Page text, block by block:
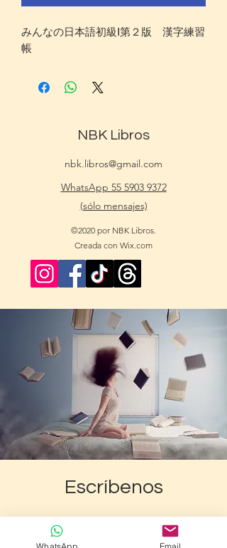
みんなの日本語初級Ⅰ第２版 漢字練習
帳
NBK Libros
nbk.libros@gmail.com
WhatsApp 55 5903 9372
(sólo mensajes)
©2020 por NBK Libros.
Creada con Wix.com
Escríbenos
WhatsApp Email